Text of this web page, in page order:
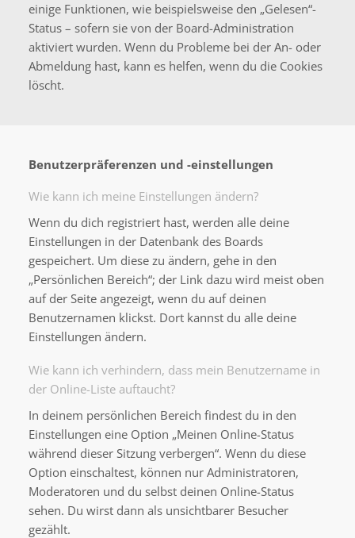
einige Funktionen, wie beispielsweise den „Gelesen“-
Status – sofern sie von der Board-Administration
aktiviert wurden. Wenn du Probleme bei der An- oder
Abmeldung hast, kann es helfen, wenn du die Cookies
löscht.
Benutzerpräferenzen und -einstellungen
Wie kann ich meine Einstellungen ändern?
Wenn du dich registriert hast, werden alle deine
Einstellungen in der Datenbank des Boards
gespeichert. Um diese zu ändern, gehe in den
„Persönlichen Bereich“; der Link dazu wird meist oben
auf der Seite angezeigt, wenn du auf deinen
Benutzernamen klickst. Dort kannst du alle deine
Einstellungen ändern.
Wie kann ich verhindern, dass mein Benutzername in
der Online-Liste auftaucht?
In deinem persönlichen Bereich findest du in den
Einstellungen eine Option „Meinen Online-Status
während dieser Sitzung verbergen“. Wenn du diese
Option einschaltest, können nur Administratoren,
Moderatoren und du selbst deinen Online-Status
sehen. Du wirst dann als unsichtbarer Besucher
gezählt.